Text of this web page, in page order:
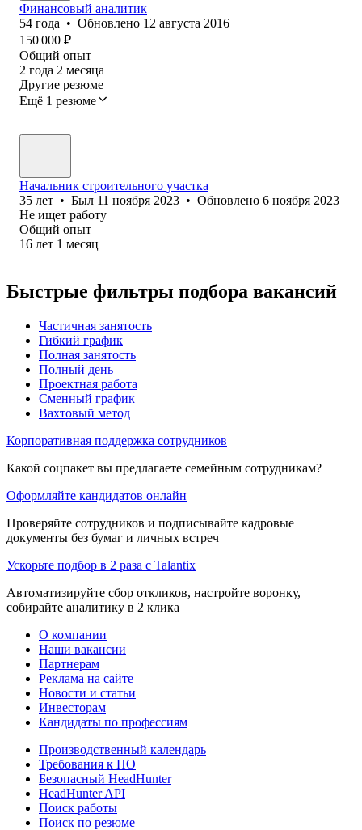
Финансовый аналитик
54 года • Обновлено 12 августа 2016
150 000 ₽
Общий опыт
2 года 2 месяца
Другие резюме
Ещё 1 резюме
Начальник строительного участка
35 лет • Был 11 ноября 2023 • Обновлено 6 ноября 2023
Не ищет работу
Общий опыт
16 лет 1 месяц
Быстрые фильтры подбора вакансий
Частичная занятость
Гибкий график
Полная занятость
Полный день
Проектная работа
Сменный график
Вахтовый метод
Корпоративная поддержка сотрудников
Какой соцпакет вы предлагаете семейным сотрудникам?
Оформляйте кандидатов онлайн
Проверяйте сотрудников и подписывайте кадровые
документы без бумаг и личных встреч
Ускорьте подбор в 2 раза с Talantix
Автоматизируйте сбор откликов, настройте воронку,
собирайте аналитику в 2 клика
О компании
Наши вакансии
Партнерам
Реклама на сайте
Новости и статьи
Инвесторам
Кандидаты по профессиям
Производственный календарь
Требования к ПО
Безопасный HeadHunter
HeadHunter API
Поиск работы
Поиск по резюме